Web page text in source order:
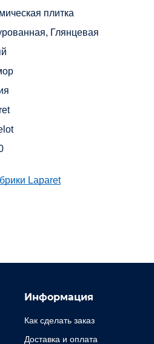
плитка
Глянцевая
Laparet
Информация
Как сделать заказ
Доставка и оплата